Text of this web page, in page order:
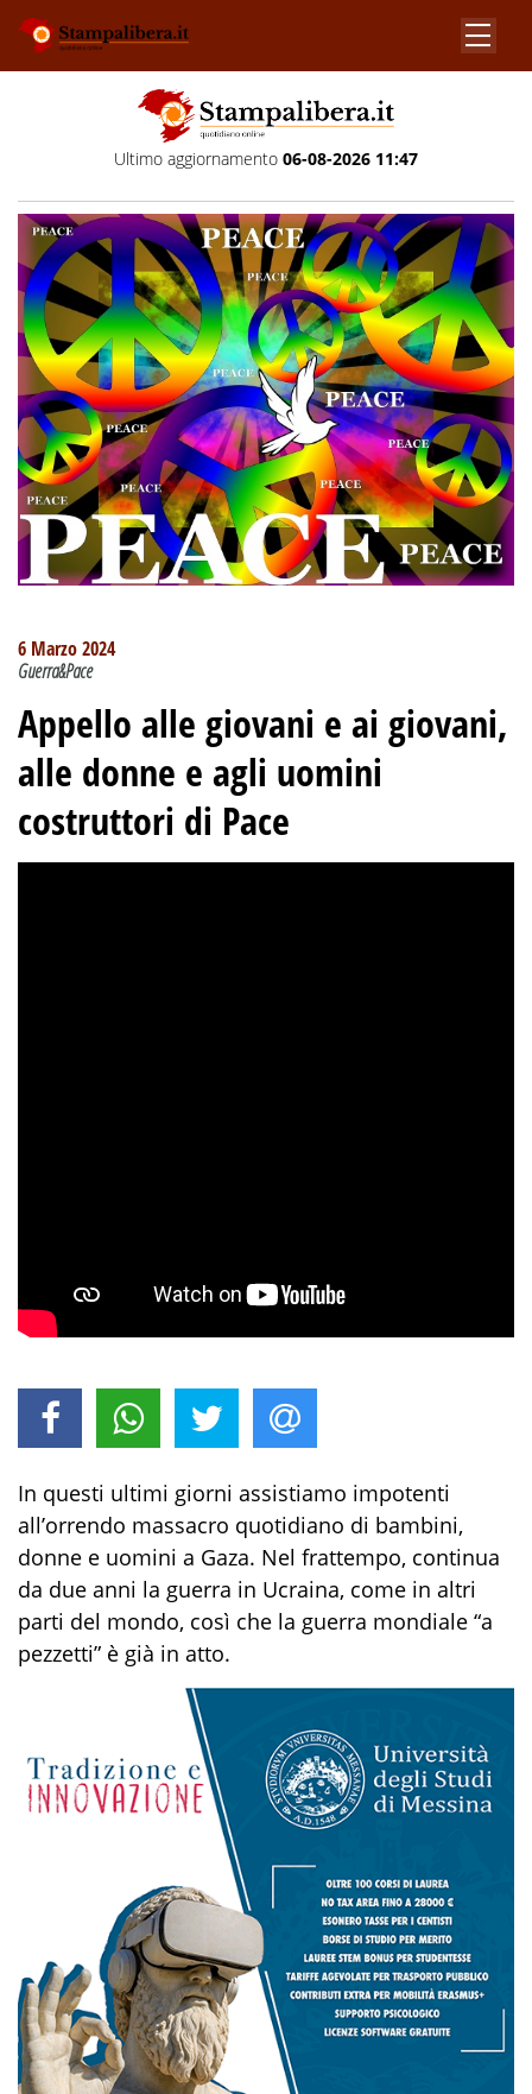
Ultimo aggiornamento 06-08-2026 11:47
6 Marzo 2024
Guerra&Pace
Appello alle giovani e ai giovani,
alle donne e agli uomini
costruttori di Pace
In questi ultimi giorni assistiamo impotenti
all’orrendo massacro quotidiano di bambini,
donne e uomini a Gaza. Nel frattempo, continua
da due anni la guerra in Ucraina, come in altri
parti del mondo, così che la guerra mondiale “a
pezzetti” è già in atto.